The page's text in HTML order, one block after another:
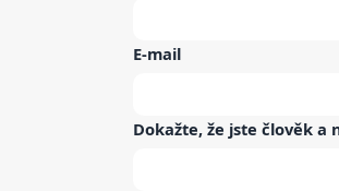
E-mail
Dokažte, že jste člověk a